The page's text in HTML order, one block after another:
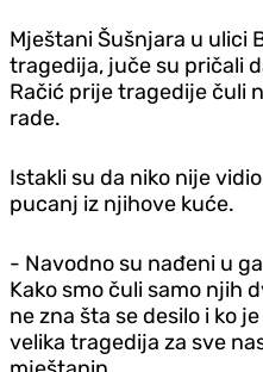
Mještani Šušnjara u ulici
tragedija, juče su pričali
Račić prije tragedije čuli
rade.
Istakli su da niko nije
pucanj iz njihove kuće.
- Navodno su nađeni u
Kako smo čuli samo njih
ne zna šta se desilo i ko
velika tragedija za sve